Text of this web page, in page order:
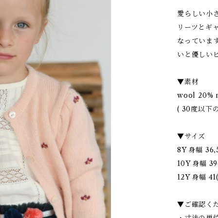
愛らしい小
リーツとギ
なっていま
いと優しい
▼素材
wool 20%
( 30度以下
▼サイズ
8Y 身幅
10Y 身幅
12Y 身幅
▼ご確認く